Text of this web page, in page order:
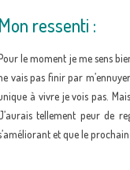
Mon ressenti :
le moment je me sens
vais pas finir par
à vivre je vois pas.
tellement peur de
et que le